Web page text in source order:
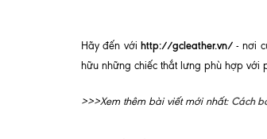
Hãy đến với http://gcleather.vn/- nơi
hữu những chiếc thắt lưng phù hợp với
>>>Xem thêm bài viết mới nhất: Cách